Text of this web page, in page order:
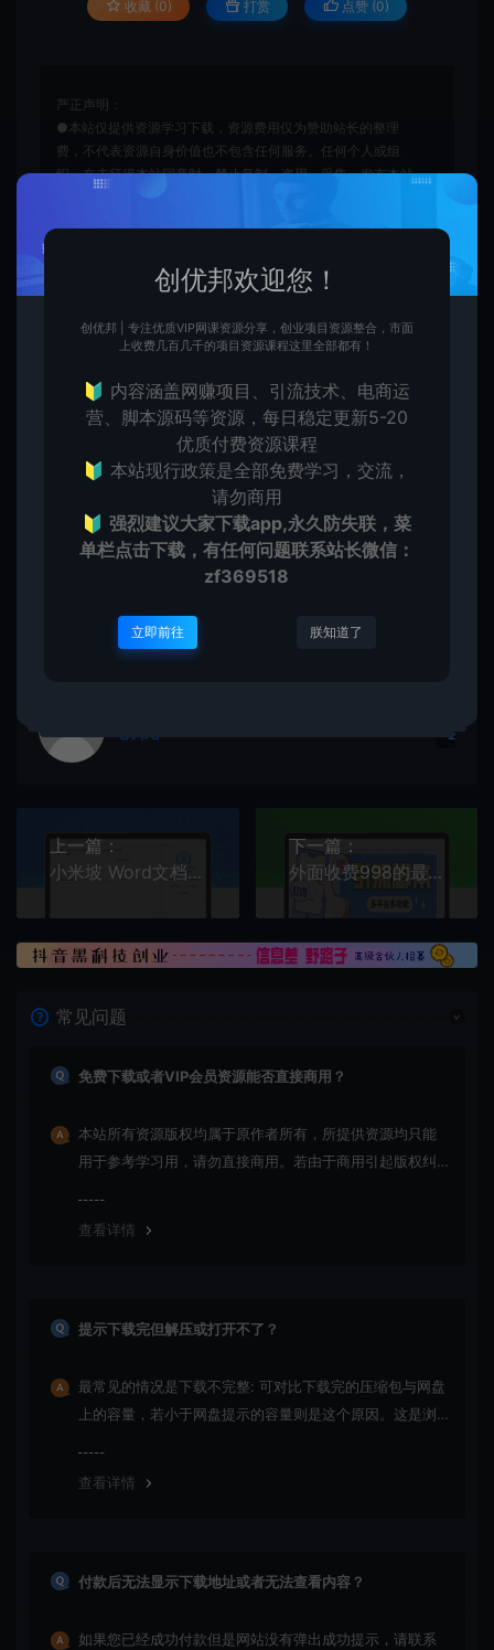
收藏 (0) 打赏 点赞 (0)
严正声明：
●本站仅提供资源学习下载，资源费用仅为赞助站长的整理
费，不代表资源自身价值也不包含任何服务。任何个人或组
织，在未征得本站同意时，禁止复制、盗用、采集、发布本站
内容到任何各类媒体平台。
有内容及软件的文章仅限用于学习和研究目的。
●用户必须遵守《计算机软件保护条例(2013修订)》第十七
显示、传输或者存储软件等方式使用软件的，可以不经软件著
载的全部资源（软件）仅限学习研究，未经版权归属者授权不
得商用，若因商用引起的版权纠纷，一切责任均由使用者自行
承担，本平台所属公司及其雇员不承担任何法律责任。
●如果您喜欢该内容，请支持正版软件，得到更好的正版服
务。侵删请致信E-mail：cyb12340@163.com
创优邦 脚本卡密
最新抖音直播伴侣语音图片滑块识
别，无人直播+挂播+录播+游戏直播防封挂机必备【滑块脚本
https://cy.zhaishanghui.cn/42495.html
上一篇：
小米坡 Word文档转视频生成工具绿色版
下一篇：
外面收费998的最新小新多平台全自动化引流拓客脚本，解放双手自动引流【引流脚本+详细教程】
常见问题
免费下载或者VIP会员资源能否直接商用？
本站所有资源版权均属于原作者所有，所提供资源均只能
用于参考学习用，请勿直接商用。若由于商用引起版权纠
查看详情
提示下载完但解压或打开不了？
最常见的情况是下载不完整: 可对比下载完的压缩包与网盘
上的容量，若小于网盘提示的容量则是这个原因。这是浏
查看详情
付款后无法显示下载地址或者无法查看内容？
如果您已经成功付款但是网站没有弹出成功提示，请联系
创优邦欢迎您！
创优邦 | 专注优质VIP网课资源分享，创业项目资源整合，市面
上收费几百几千的项目资源课程这里全部都有！
🔰 内容涵盖网赚项目、引流技术、电商运
营、脚本源码等资源，每日稳定更新5-20
优质付费资源课程
🔰 本站现行政策是全部免费学习，交流，
请勿商用
🔰强烈建议大家下载app,永久防失联，菜
单栏点击下载，有任何问题联系站长微信：
zf369518
立即前往 朕知道了